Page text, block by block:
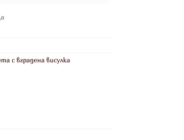
с вградена висулка